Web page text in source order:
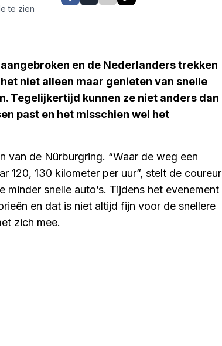
te zien
en de Nederlanders trekken
niet alleen maar genieten van snelle
Tegelijkertijd kunnen ze niet anders dan
past en het misschien wel het
van de Nürburgring. “Waar de weg een
120, 130 kilometer per uur”, stelt de coureur
minder snelle auto’s. Tijdens het evenement
en dat is niet altijd fijn voor de snellere
zich mee.